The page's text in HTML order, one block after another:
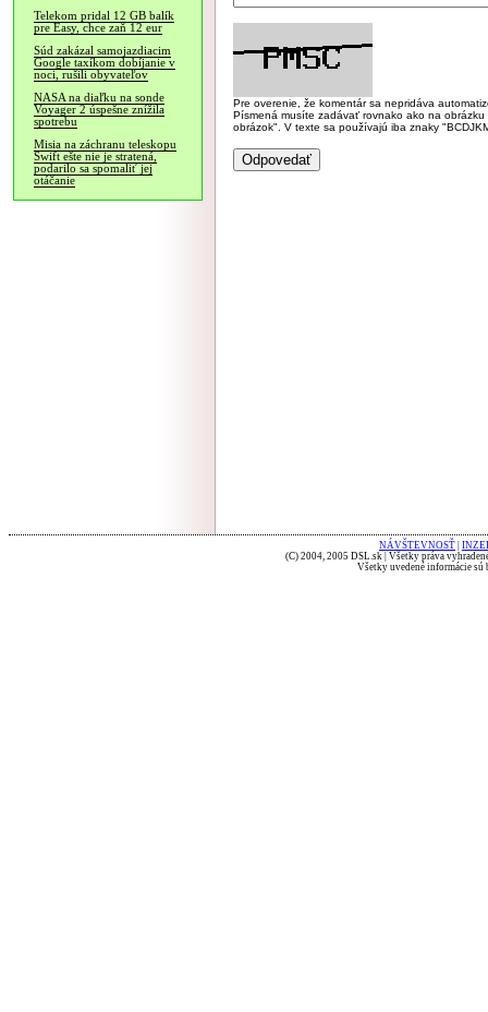
Telekom pridal 12 GB balík
pre Easy, chce zaň 12 eur
Súd zakázal samojazdiacim
Google taxíkom dobíjanie v
noci, rušili obyvateľov
NASA na diaľku na sonde
Voyager 2 úspešne znížila
spotrebu
Misia na záchranu teleskopu
Swift ešte nie je stratená,
podarilo sa spomaliť jej
otáčanie
Pre overenie, že komentár sa nepridáva
Písmená musíte zadávať rovnako ako na
obrázok". V texte sa používajú iba znaky
NÁVŠTEVNOSŤ
(C) 2004, 2005 DSL.sk | Všetky práva
Všetky uvedené informácie sú